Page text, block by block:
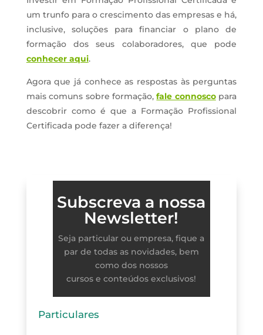
um trunfo para o crescimento das empresas e há,
inclusive, soluções para financiar o plano de
formação dos seus colaboradores, que pode
conhecer aqui.
Agora que já conhece as respostas às perguntas
mais comuns sobre formação,fale connoscopara
descobrir como é que a Formação Profissional
Certificada pode fazer a diferença!
Subscreva a nossa
Newsletter!
Seja particular ou empresa, fique a
par de todas as novidades, bem
como dos nossos
cursos e conteúdos exclusivos!
Particulares